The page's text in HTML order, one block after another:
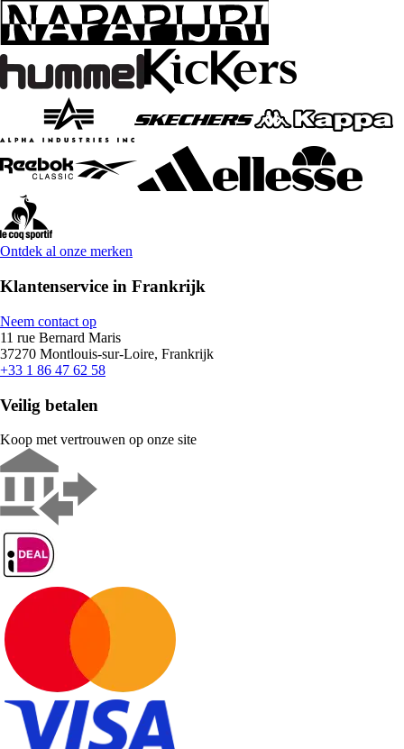
Ontdek al onze merken
Klantenservice in Frankrijk
Neem contact op
11 rue Bernard Maris
37270 Montlouis-sur-Loire, Frankrijk
+33 1 86 47 62 58
Veilig betalen
Koop met vertrouwen op onze site